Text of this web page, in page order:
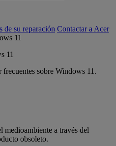
de su reparación Contactar a Acer
11
frecuentes sobre Windows 11.
medioambiente a través del
obsoleto.